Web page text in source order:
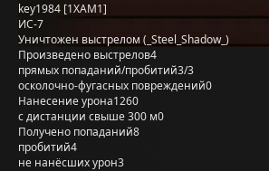
key1984 [1XAM1]
ИС-7
Уничтожен выстрелом (_Steel_Shadow_)
Произведено выстрелов4
прямых попаданий/пробитий3/3
осколочно-фугасных повреждений0
Нанесение урона1260
с дистанции свыше 300 м0
Получено попаданий8
пробитий4
не нанёсших урон3